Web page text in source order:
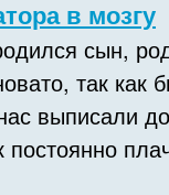
в мозгу
сын,
так как
выписали